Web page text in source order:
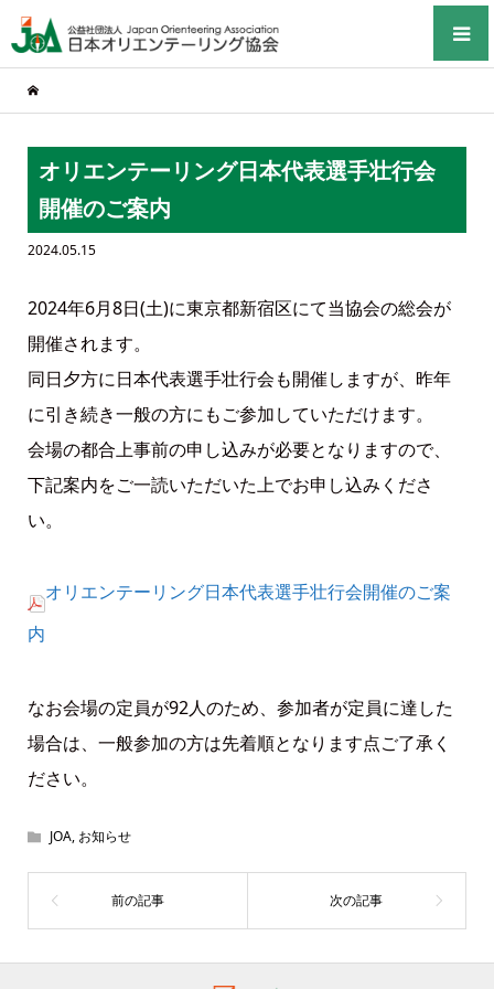
オリエンテーリング日本代表選手壮行会
開催のご案内
2024.05.15
2024年6月8日(土)に東京都新宿区にて当協会の総会が
開催されます。
同日夕方に日本代表選手壮行会も開催しますが、昨年
に引き続き一般の方にもご参加していただけます。
会場の都合上事前の申し込みが必要となりますので、
下記案内をご一読いただいた上でお申し込みくださ
い。
オリエンテーリング日本代表選手壮行会開催のご案
内
なお会場の定員が92人のため、参加者が定員に達した
場合は、一般参加の方は先着順となります点ご了承く
ださい。
JOA, お知らせ